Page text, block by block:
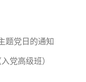
题党日的通知
党高级班）